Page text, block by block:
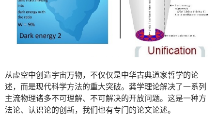
从虚空中创造宇宙万物，不仅仅是中华古典道家哲学的论
述，而是现代科学方法的重大突破。龚学理论解决了一系列
主流物理诸多不可理解、不可解决的开放问题。这是一种方
法论、认识论的创新，我们也有专门的论文论述。